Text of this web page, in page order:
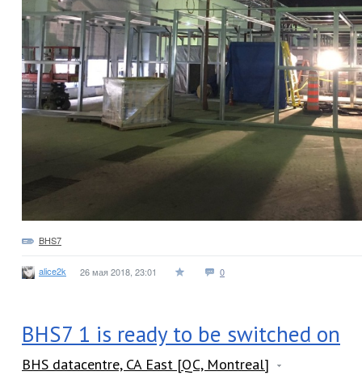
BHS7
alice2k 26 мая 2018, 23:01 0
BHS7 1 is ready to be switched on
BHS datacentre, CA East [QC, Montreal]